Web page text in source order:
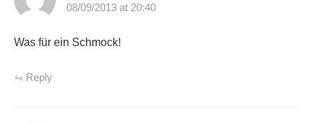
08/09/2013 at 20:40
Was für ein Schmock!
Reply